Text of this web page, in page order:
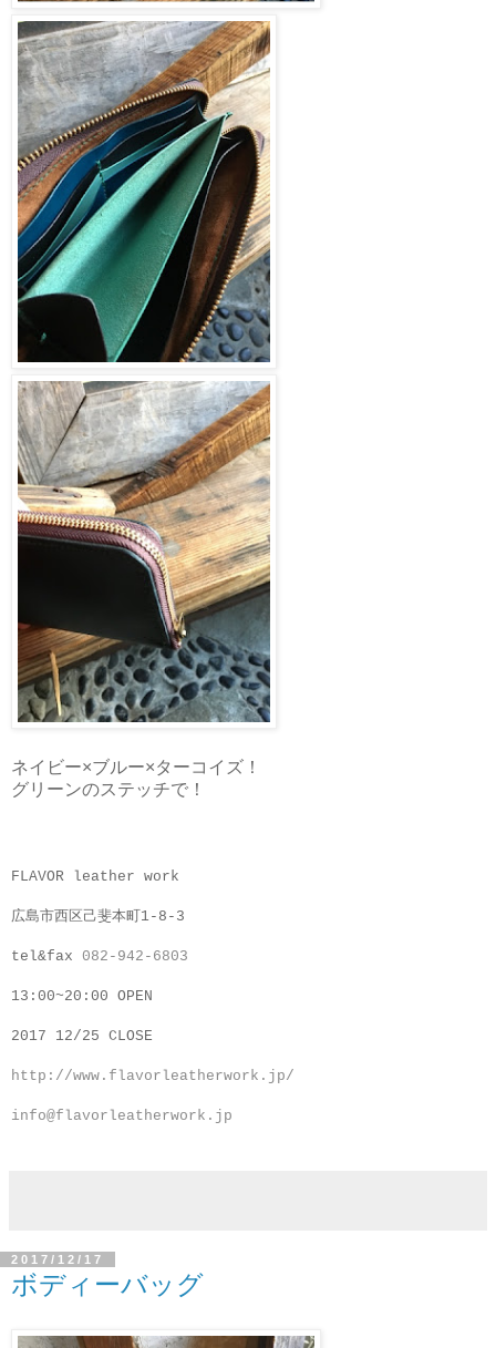
ネイビー×ブルー×ターコイズ！
グリーンのステッチで！
FLAVOR leather work
広島市西区己斐本町1-8-3
tel&fax 082-942-6803
13:00~20:00 OPEN
2017 12/25 CLOSE
http://www.flavorleatherwork.jp/
info@flavorleatherwork.jp
2017/12/17
ボディーバッグ